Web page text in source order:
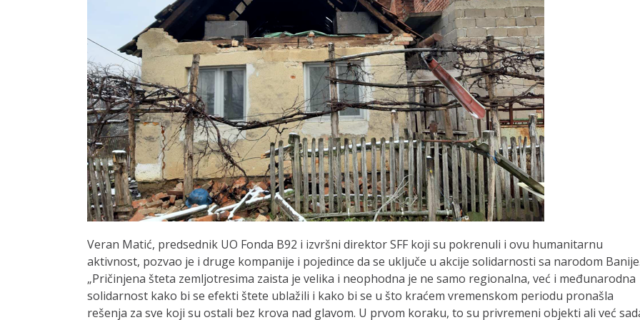
Veran Matić, predsednik UO Fonda B92 i izvršni direktor SFF koji su pokrenuli i ovu humanitarnu
aktivnost, pozvao je i druge kompanije i pojedince da se uključe u akcije solidarnosti sa narodom
„Pričinjena šteta zemljotresima zaista je velika i neophodna je ne samo regionalna, već i međunarodna
solidarnost kako bi se efekti štete ublažili i kako bi se u što kraćem vremenskom periodu pronašla
rešenja za sve koji su ostali bez krova nad glavom. U prvom koraku, to su privremeni objekti ali već